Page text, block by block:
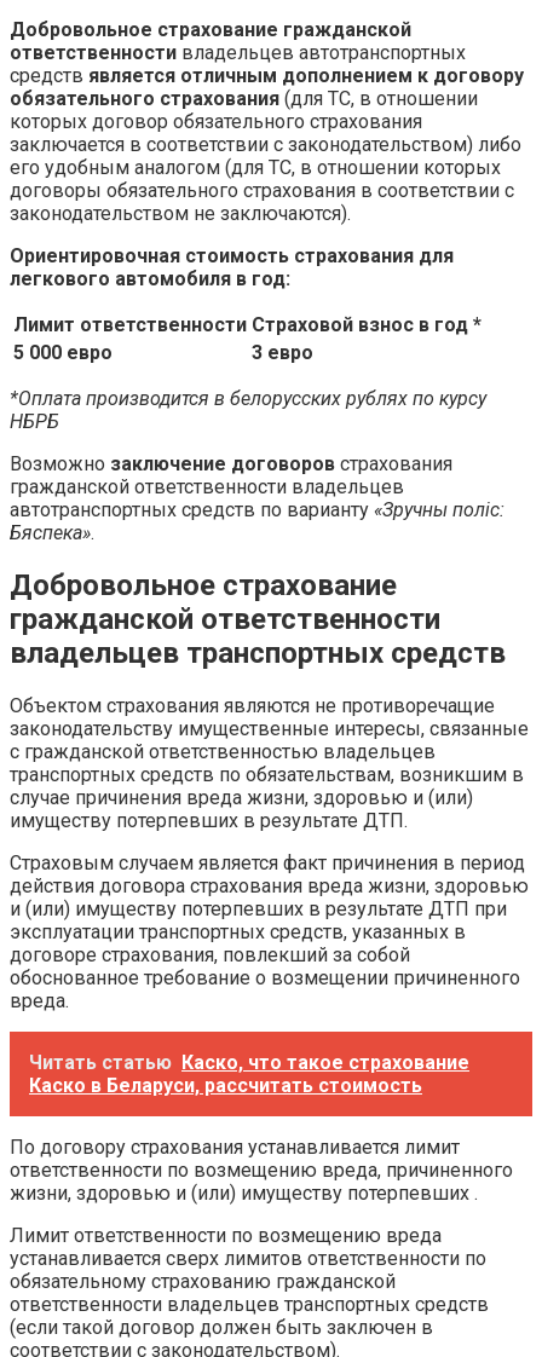
Добровольное страхование гражданской
ответственности владельцев автотранспортных
средств является отличным дополнением к договору
обязательного страхования (для ТС, в отношении
которых договор обязательного страхования
заключается в соответствии с законодательством) либо
его удобным аналогом (для ТС, в отношении которых
договоры обязательного страхования в соответствии с
законодательством не заключаются).
Ориентировочная стоимость страхования для
легкового автомобиля в год:
Лимит ответственности Страховой взнос в год *
5 000 евро
3 евро
*Оплата производится в белорусских рублях по курсу
НБРБ
Возможно заключение договоров страхования
гражданской ответственности владельцев
автотранспортных средств по варианту «Зручны поліс:
Бяспека».
Добровольное страхование
гражданской ответственности
владельцев транспортных средств
Объектом страхования являются не противоречащие
законодательству имущественные интересы, связанные
с гражданской ответственностью владельцев
транспортных средств по обязательствам, возникшим в
случае причинения вреда жизни, здоровью и (или)
имуществу потерпевших в результате ДТП.
Страховым случаем является факт причинения в период
действия договора страхования вреда жизни, здоровью
и (или) имуществу потерпевших в результате ДТП при
эксплуатации транспортных средств, указанных в
договоре страхования, повлекший за собой
обоснованное требование о возмещении причиненного
вреда.
Читать статью Каско, что такое страхование
Каско в Беларуси, рассчитать стоимость
По договору страхования устанавливается лимит
ответственности по возмещению вреда, причиненного
жизни, здоровью и (или) имуществу потерпевших .
Лимит ответственности по возмещению вреда
устанавливается сверх лимитов ответственности по
обязательному страхованию гражданской
ответственности владельцев транспортных средств
(если такой договор должен быть заключен в
соответствии с законодательством).